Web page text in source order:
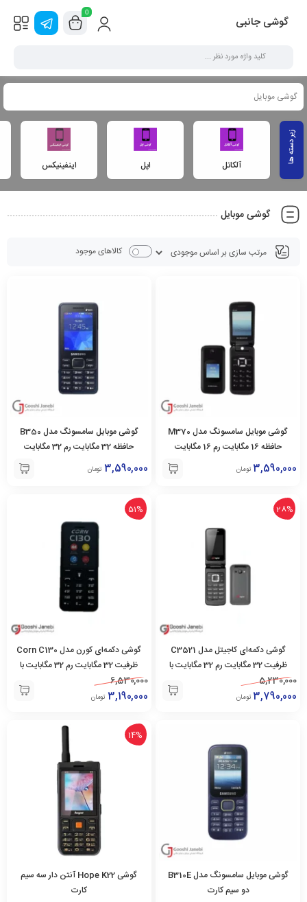
گوشی جانبی
0
گوشی موبایل
آلکاتل اپل اینفینیکس
گوشی موبایل
کالاهای موجود
گوشی موبایل سامسونگ مدل M370
حافظه 16 مگابایت رم 16 مگابایت
3,590,000 تومان
گوشی موبایل سامسونگ مدل B350
حافظه 32 مگابایت رم 32 مگابایت
3,590,000 تومان
28%
گوشی دکمه‌ای کاجیتل مدل C3521
ظرفیت 32 مگابایت رم 32 مگابایت با
گارانتی و کد رجیستری5,230,000
3,790,000 تومان
51%
گوشی دکمه‌ای کورن مدل Corn C130
ظرفیت 32 مگابایت رم 32 مگابایت با
گارانتی و کد رجیستری6,530,000
3,190,000 تومان
گوشی موبایل سامسونگ مدل B310E
دو سیم کارت
14%
گوشی Hope K22 آنتن دار سه سیم
کارت